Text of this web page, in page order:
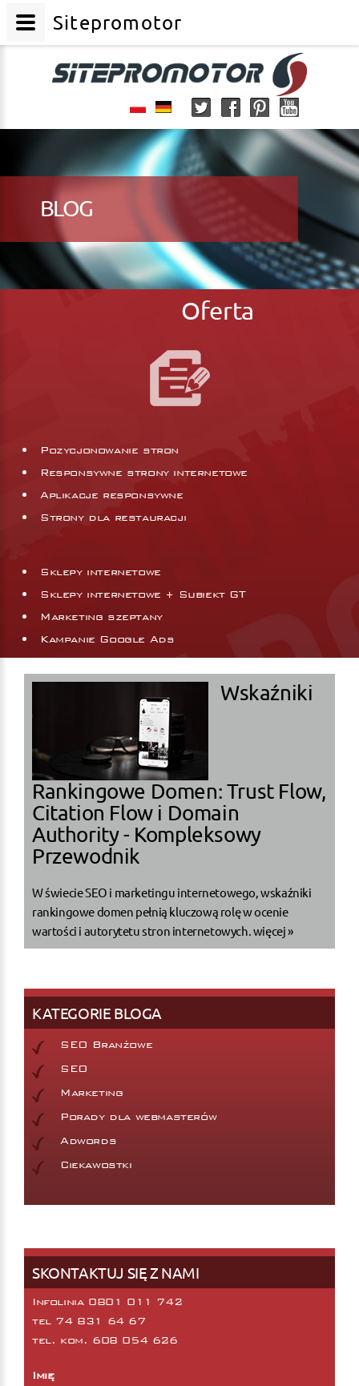
BLOG
Oferta
Pozycjonowanie stron
Responsywne strony internetowe
Aplikacje responsywne
Strony dla restauracji
Sklepy internetowe
Sklepy internetowe + Subiekt GT
Marketing szeptany
Kampanie Google Ads
Wskaźniki
Rankingowe Domen: Trust Flow,
Citation Flow i Domain
Authority - Kompleksowy
Przewodnik
W świecie SEO i marketingu internetowego, wskaźniki
rankingowe domen pełnią kluczową rolę w ocenie
wartości i autorytetu stron internetowych. więcej »
KATEGORIE BLOGA
SEO Branżowe
SEO
Marketing
Porady dla webmasterów
Adwords
Ciekawostki
SKONTAKTUJ SIĘ Z NAMI
Infolinia 0801 011 742
tel 74 831 64 67
tel. kom. 608 054 626
Imię
Sitepromotor